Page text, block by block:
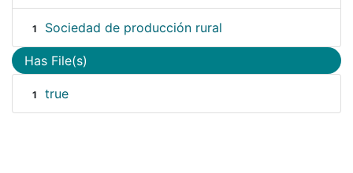
1 Sociedad de producción rural
Has File(s)
1 true